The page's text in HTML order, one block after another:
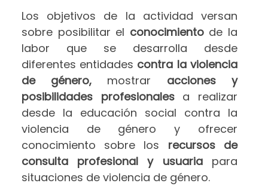
Los objetivos de la actividad versan
sobre posibilitar el conocimientode la
labor que se desarrolla desde
diferentes entidades contra la violencia
de género, mostrar acciones y
posibilidades profesionalesa realizar
desde la educación social contra la
violencia de género y ofrecer
conocimiento sobre los recursos de
consulta profesional y usuariapara
situaciones de violencia de género.